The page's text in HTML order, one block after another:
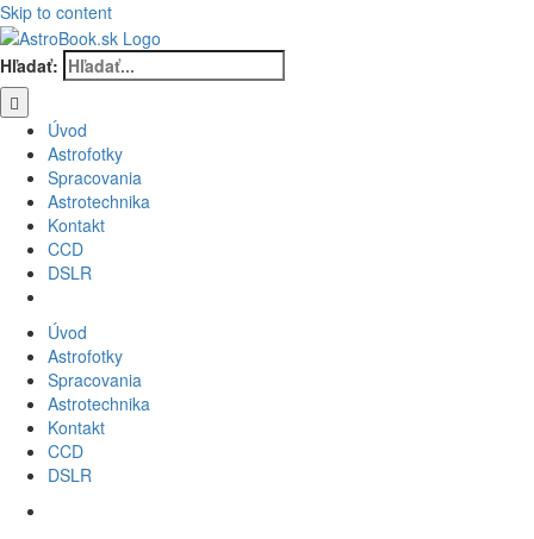
Skip to content
Hľadať:
Úvod
Astrofotky
Spracovania
Astrotechnika
Kontakt
CCD
DSLR
Úvod
Astrofotky
Spracovania
Astrotechnika
Kontakt
CCD
DSLR